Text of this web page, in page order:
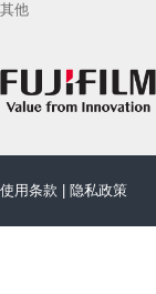
其他
使用条款 隐私政策